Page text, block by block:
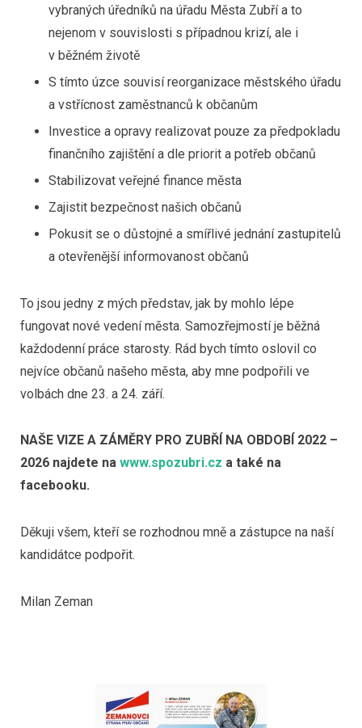
vybraných úředníků na úřadu Města Zubří a to
nejenom v souvislosti s případnou krizí, ale i
v běžném životě
S tímto úzce souvisí reorganizace městského úřadu
a vstřícnost zaměstnanců k občanům
Investice a opravy realizovat pouze za předpokladu
finančního zajištění a dle priorit a potřeb občanů
Stabilizovat veřejné finance města
Zajistit bezpečnost našich občanů
Pokusit se o důstojné a smířlivé jednání zastupitelů
a otevřenější informovanost občanů
To jsou jedny z mých představ, jak by mohlo lépe
fungovat nové vedení města. Samozřejmostí je běžná
každodenní práce starosty. Rád bych tímto oslovil co
nejvíce občanů našeho města, aby mne podpořili ve
volbách dne 23. a 24. září.
NAŠE VIZE A ZÁMĚRY PRO ZUBŘÍ NA OBDOBÍ 2022 –
2026 najdete na www.spozubri.cz a také na
facebooku.
Děkuji všem, kteří se rozhodnou mně a zástupce na naší
kandidátce podpořit.
Milan Zeman